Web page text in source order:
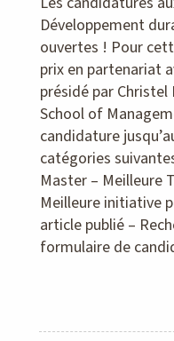
Développement
ouvertes ! Pour
prix en partenariat
présidé par Christel
School of
candidature
catégories
Master – Meilleure
Meilleure initiative
article publié –
formulaire de